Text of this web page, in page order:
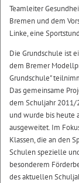
Teamleiter
Bremen und dem
Linke, eine
Die Grundschule ist
dem Bremer
Grundschule"
Das gemeinsame
dem Schuljahr
und wurde bis heute
ausgeweitet. Im
Klassen, die an den
Schulen spezielle
besonderem
des aktuellen